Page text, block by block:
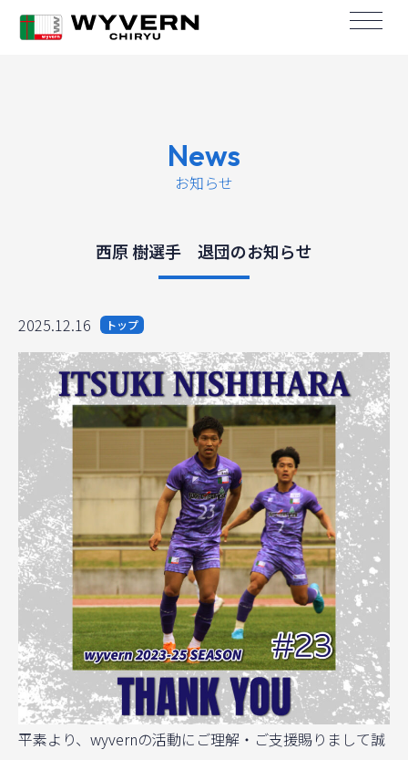
News
お知らせ
西原 樹選手 退団のお知らせ
2025.12.16 トップ
平素より、wyvernの活動にご理解・ご支援賜りまして誠